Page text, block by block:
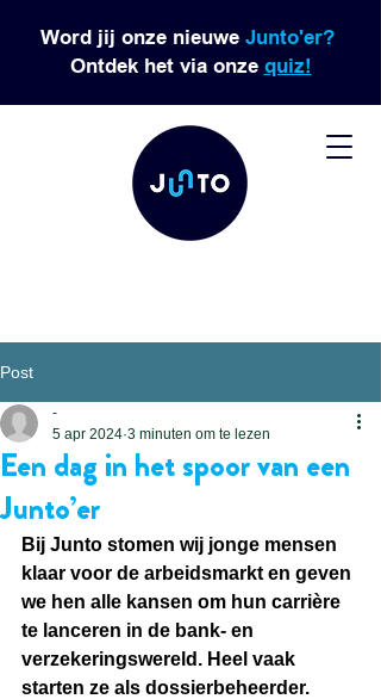
Word jij onze nieuwe Junto'er?
Ontdek het via onze quiz!
Post
Een dag in het spoor van een
Junto’er
-
5 apr 2024 3 minuten om te lezen
Bij Junto stomen wij jonge mensen
klaar voor de arbeidsmarkt en geven
we hen alle kansen om hun carrière
te lanceren in de bank- en
verzekeringswereld. Heel vaak
starten ze als dossierbeheerder.